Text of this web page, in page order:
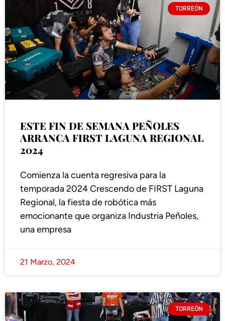
TORREÓN
ESTE FIN DE SEMANA PEÑOLES
ARRANCA FIRST LAGUNA REGIONAL
2024
Comienza la cuenta regresiva para la
temporada 2024 Crescendo de FIRST Laguna
Regional, la fiesta de robótica más
emocionante que organiza Industria Peñoles,
una empresa
21 Marzo, 2024
TORREÓN